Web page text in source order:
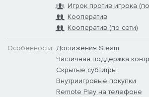
Игрок против игрока
Кооператив
Кооператив (по сети)
Особенности: Достижения Steam
Частичная поддержка
Скрытые субтитры
Внутриигровые покупки
Remote Play на телефоне